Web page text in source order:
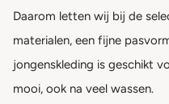
Daarom letten wij bij de
materialen, een fijne
jongenskleding is geschikt
mooi, ook na veel wassen.